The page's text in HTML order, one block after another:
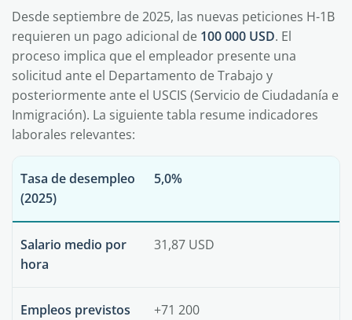
Desde septiembre de 2025, las nuevas peticiones H-1B
requieren un pago adicional de 100 000 USD. El
proceso implica que el empleador presente una
solicitud ante el Departamento de Trabajo y
posteriormente ante el USCIS (Servicio de Ciudadanía e
Inmigración). La siguiente tabla resume indicadores
laborales relevantes:
Tasa de desempleo
(2025)
5,0%
Salario medio por
hora
31,87 USD
Empleos previstos
+71 200